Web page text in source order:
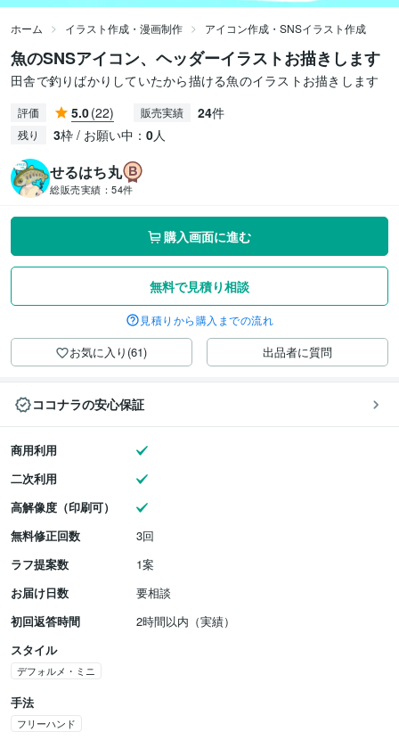
ホーム イラスト作成・漫画制作 アイコン作成・SNSイラスト作成
魚のSNSアイコン、ヘッダーイラストお描きします
田舎で釣りばかりしていたから描ける魚のイラストお描きします
評価 5.0(22) 販売実績 24件
残り 3枠 / お願い中： 0人
せるはち丸
総販売実績： 54件
購入画面に進む
無料で見積り相談
見積りから購入までの流れ
お気に入り(61) 出品者に質問
ココナラの安心保証
商用利用
二次利用
高解像度（印刷可）
無料修正回数
3回
ラフ提案数
1案
お届け日数
要相談
初回返答時間
2時間以内（実績）
スタイル
デフォルメ・ミニ
手法
フリーハンド